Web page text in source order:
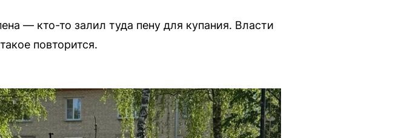
— кто-то залил туда пену для купания. Власти
повторится.